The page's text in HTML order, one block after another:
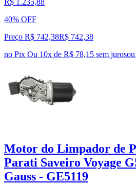
R$ 1.235,88
40% OFF
Preço R$ 742,38R$ 742,38
no Pix Ou 10x de R$ 78,15 sem jurosou
Motor do Limpador de
Parati Saveiro Voyage
Gauss - GE5119